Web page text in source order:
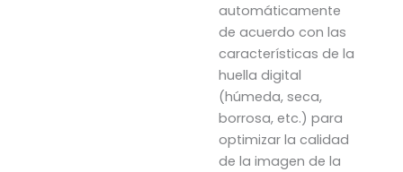
automáticamente
de acuerdo con las
características de la
huella digital
(húmeda, seca,
borrosa, etc.) para
optimizar la calidad
de la imagen de la